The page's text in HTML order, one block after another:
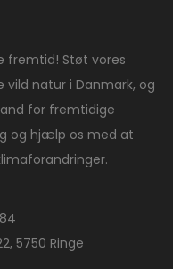
fremtid! Støt vores
natur i Danmark, og
for fremtidige
og hjælp os med at
5750 Ringe